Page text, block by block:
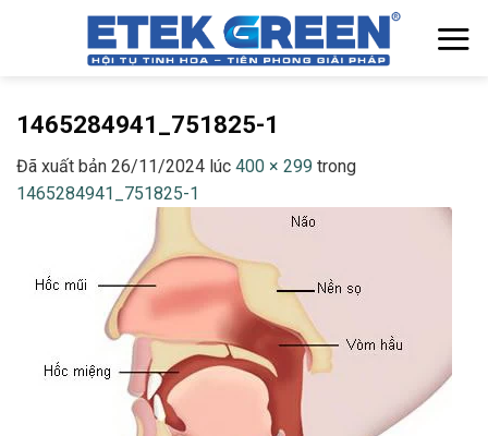
1465284941_751825-1
Đã xuất bản 26/11/2024 lúc 400 × 299 trong
1465284941_751825-1